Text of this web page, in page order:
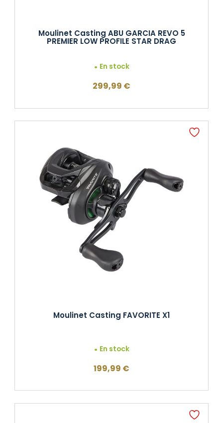
Moulinet Casting ABU GARCIA REVO 5
PREMIER LOW PROFILE STAR DRAG
En stock
299,99 €
Moulinet Casting FAVORITE X1
En stock
199,99 €